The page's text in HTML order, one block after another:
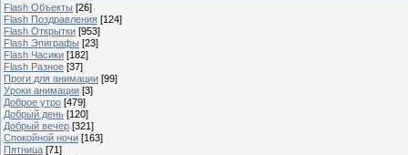
Flash Объекты [26]
Flash Поздравления [124]
Flash Открытки [953]
Flash Эпиграфы [23]
Flash Часики [182]
Flash Разное [37]
Проги для анимации [99]
Уроки анимации [3]
Доброе утро [479]
Добрый день [120]
Добрый вечер [321]
Спокойной ночи [163]
Пятница [71]